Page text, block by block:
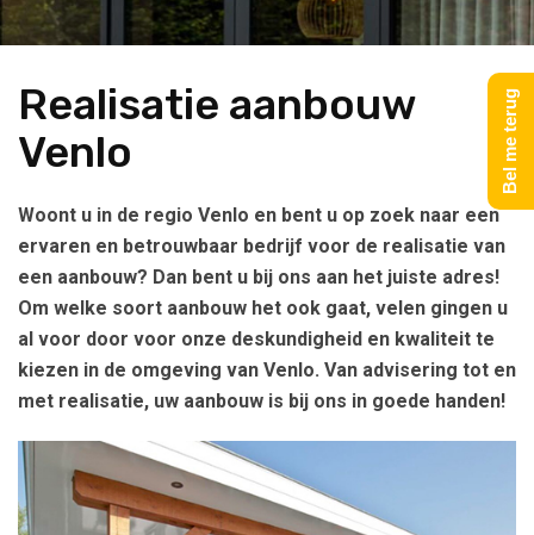
Realisatie aanbouw
Venlo
Woont u in de regio Venlo en bent u op zoek naar een
ervaren en betrouwbaar bedrijf voor de realisatie van
een aanbouw? Dan bent u bij ons aan het juiste adres!
Om welke soort aanbouw het ook gaat, velen gingen u
al voor door voor onze deskundigheid en kwaliteit te
kiezen in de omgeving van Venlo. Van advisering tot en
met realisatie, uw aanbouw is bij ons in goede handen!
Bel me terug